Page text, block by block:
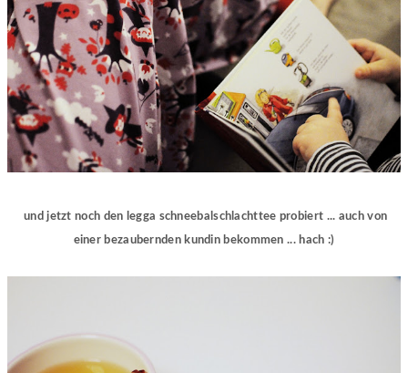
und jetzt noch den legga schneebalschlachttee probiert ... auch von
einer bezaubernden kundin bekommen ... hach :)